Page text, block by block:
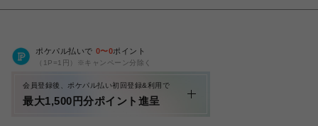
ポケパル払いで 0〜0ポイント
（1P=1円）※キャンペーン分除く
会員登録後、ポケパル払い初回登録&利用で
最大1,500円分ポイント進呈